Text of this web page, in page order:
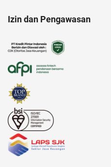
alami
Izin dan Pengawasan